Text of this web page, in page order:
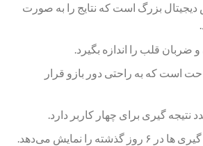
بزرگ است که نتایج را به صورت
ضربان قلب را اندازه بگیرد.
است که به راحتی دور بازو قرار
را نمایش می‌دهد.